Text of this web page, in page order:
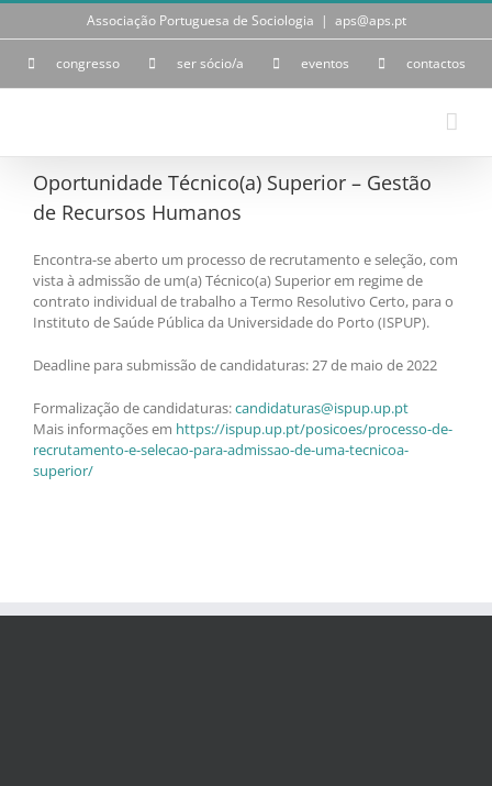
Skip
Associação Portuguesa de Sociologia | aps@aps.pt
congresso ser sócio/a eventos contactos
Oportunidade Técnico(a) Superior – Gestão
de Recursos Humanos
Encontra-se aberto um processo de recrutamento e seleção, com
vista à admissão de um(a) Técnico(a) Superior em regime de
contrato individual de trabalho a Termo Resolutivo Certo, para o
Instituto de Saúde Pública da Universidade do Porto (ISPUP).
Deadline para submissão de candidaturas: 27 de maio de 2022
Formalização de candidaturas:candidaturas@ispup.up.pt
Mais informações em https://ispup.up.pt/posicoes/processo-de-
recrutamento-e-selecao-para-admissao-de-uma-tecnicoa-
superior/